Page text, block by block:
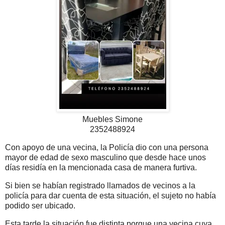
Muebles Simone
2352488924
Con apoyo de una vecina, la Policía dio con una persona
mayor de edad de sexo masculino que desde hace unos
días residía en la mencionada casa de manera furtiva.
Si bien se habían registrado llamados de vecinos a la
policía para dar cuenta de esta situación, el sujeto no había
podido ser ubicado.